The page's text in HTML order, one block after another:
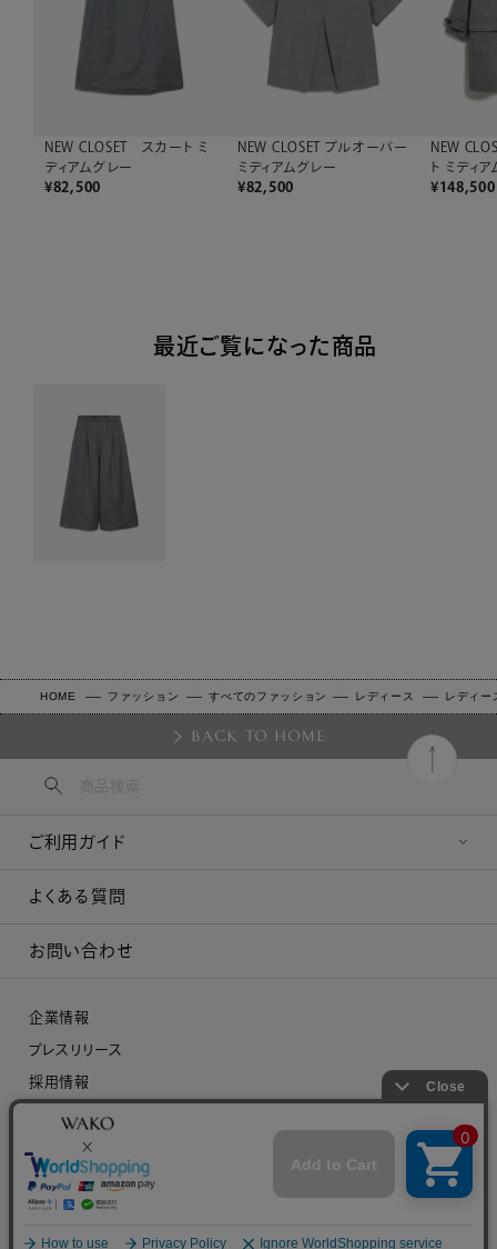
NEW CLOSET スカート ミ
ディアムグレー
¥82,500
NEW CLOSET プルオーバー
ミディアムグレー
¥82,500
NEW
ト ミディ
¥148,500
最近ご覧になった商品
HOME ファッション すべてのファッション レディース レディー
BACK TO HOME
ご利用ガイド
よくある質問
お問い合わせ
企業情報
プレスリリース
採用情報
特定商取引に関する法律に基づく表示
プライバシーポリシー